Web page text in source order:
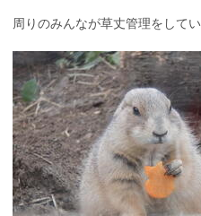
周りのみんなが草丈管理をして